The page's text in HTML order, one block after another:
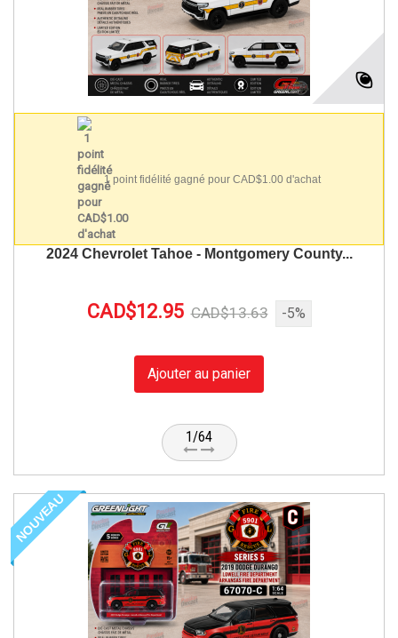
1 point fidélité gagné pour CAD$1.00 d'achat
2024 Chevrolet Tahoe - Montgomery County...
CAD$12.95 CAD$13.63 -5%
Ajouter au panier
1/64
NOUVEAU